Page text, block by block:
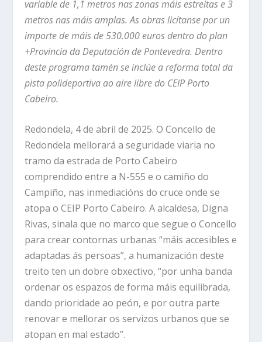
variable de 1,1 metros nas zonas máis estreitas e 3
metros nas máis amplas. As obras licítanse por un
importe de máis de 530.000 euros dentro do plan
+Provincia da Deputación de Pontevedra. Dentro
deste programa tamén se inclúe a reforma total da
pista polideportiva ao aire libre do CEIP Porto
Cabeiro.
Redondela, 4 de abril de 2025. O Concello de
Redondela mellorará a seguridade viaria no
tramo da estrada de Porto Cabeiro
comprendido entre a N-555 e o camiño do
Campiño, nas inmediacións do cruce onde se
atopa o CEIP Porto Cabeiro. A alcaldesa, Digna
Rivas, sinala que no marco que segue o Concello
para crear contornas urbanas “máis accesibles e
adaptadas ás persoas”, a humanización deste
treito ten un dobre obxectivo, “por unha banda
ordenar os espazos de forma máis equilibrada,
dando prioridade ao peón, e por outra parte
renovar e mellorar os servizos urbanos que se
atopan en mal estado”.